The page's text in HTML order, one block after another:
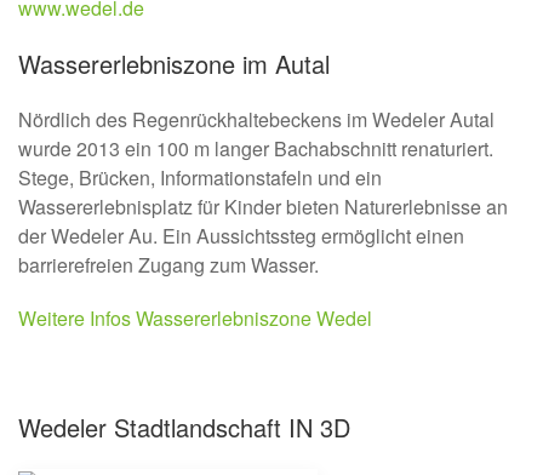
www.wedel.de
Wassererlebniszone im Autal
Nördlich des Regenrückhaltebeckens im Wedeler Autal
wurde 2013 ein 100 m langer Bachabschnitt renaturiert.
Stege, Brücken, Informationstafeln und ein
Wassererlebnisplatz für Kinder bieten Naturerlebnisse an
der Wedeler Au. Ein Aussichtssteg ermöglicht einen
barrierefreien Zugang zum Wasser.
Weitere Infos Wassererlebniszone Wedel
Wedeler Stadtlandschaft IN 3D